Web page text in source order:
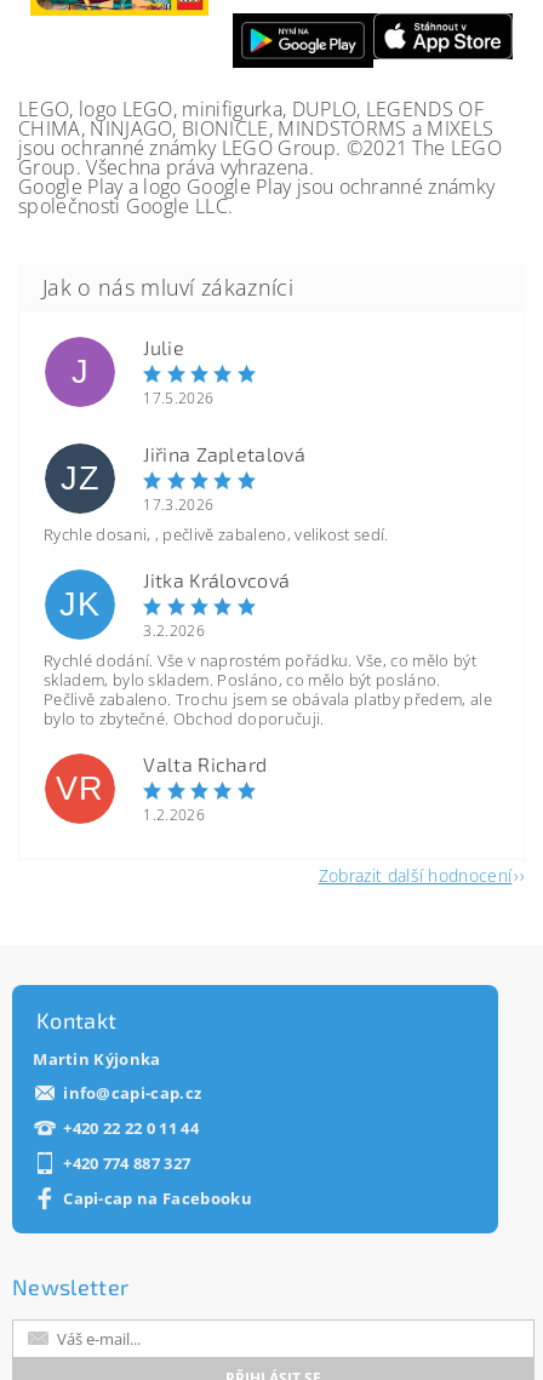
LEGO, logo LEGO, minifigurka, DUPLO, LEGENDS OF
CHIMA, NINJAGO, BIONICLE, MINDSTORMS a MIXELS
jsou ochranné známky LEGO Group. ©2021 The LEGO
Group. Všechna práva vyhrazena.
Google Play a logo Google Play jsou ochranné známky
společnosti Google LLC.
J
Julie
17.5.2026
JZ
Jiřina Zapletalová
17.3.2026
Rychle dosani, , pečlivě zabaleno, velikost sedí.
JK
Jitka Královcová
3.2.2026
Rychlé dodání. Vše v naprostém pořádku. Vše, co mělo být
skladem, bylo skladem. Posláno, co mělo být posláno.
Pečlivě zabaleno. Trochu jsem se obávala platby předem, ale
bylo to zbytečné. Obchod doporučuji.
VR
Valta Richard
1.2.2026
Zobrazit další hodnocení
Kontakt
Martin Kýjonka
info@capi-cap.cz
+420 22 22 0 11 44
+420 774 887 327
Capi-cap na Facebooku
Newsletter